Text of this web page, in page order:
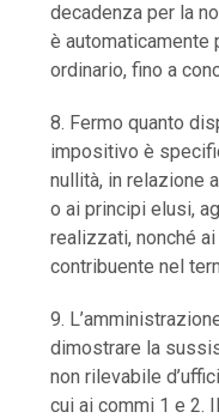
decadenza per la
è automaticamente
ordinario, fino a
8. Fermo quanto
impositivo è
nullità, in relazione
o ai principi elusi,
realizzati, nonché
contribuente nel
9.
dimostrare la
non rilevabile
cui ai commi 1 e 2.